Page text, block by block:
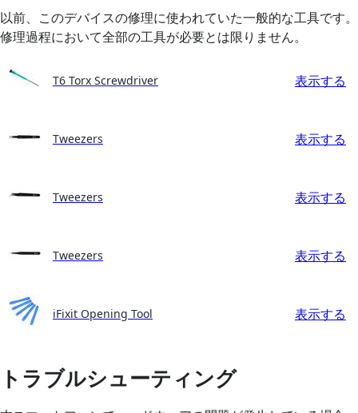
以前、このデバイスの修理に使われていた一般的な工具です。
修理過程において全部の工具が必要とは限りません。
T6 Torx Screwdriver 表示する
Tweezers 表示する
Tweezers 表示する
Tweezers 表示する
iFixit Opening Tool 表示する
トラブルシューティング